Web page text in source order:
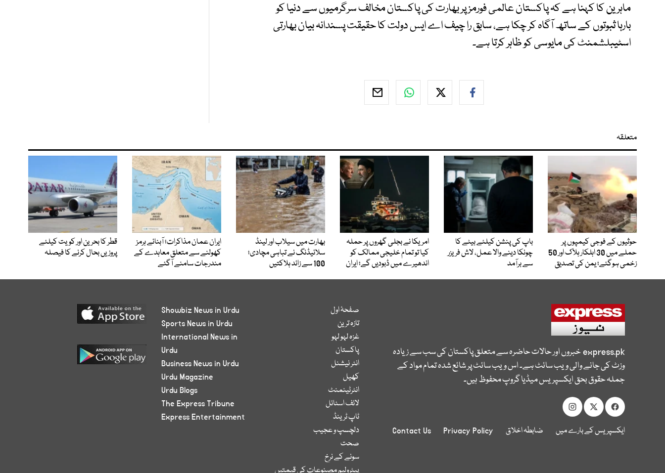
ماہرین کا کہنا ہے کہ پاکستان عالمی فورمز پر بھارت کی پاکستان مخالف سرگرمیوں سے دنیا کو
بارہا ثبوتوں کے ساتھ آگاہ کر چکا ہے، سابق را چیف اے ایس دولت کا حقیقت پسندانہ بیان بھارتی
اسٹیبلشمنٹ کی مایوسی کو ظاہر کرتا ہے۔
متعلقہ
حوثیوں کے فوجی کیمپوں پر
حملے میں 30 اہلکار ہلاک اور 50
زخمی ہوگئے؛ یمن کی تصدیق
باپ کی پنشن کیلئے بیٹے کا
چونکا دینے والا عمل، لاش فریزر
سے برآمد
امریکا نے بجلی گھروں پر حملہ
کیا تو تمام خلیجی ممالک کو
اندھیرے میں ڈبودیں گے؛ ایران
بھارت میں سیلاب اور لینڈ
سلائیڈنگ نے تباہی مچادی؛
100 سے زائد ہلاکتیں
ایران عمان مذاکرات؛ آبنائے ہرمز
کھولنے سے متعلق معاہدے کے
مندرجات سامنے آگئے
قطر کا بحرین اور کویت کیلئے
پروزیں بحال کرنے کا فیصلہ
express.pkخبروں اور حالات حاضرہ سے متعلق پاکستان کی سب سے زیادہ
وزٹ کی جانے والی ویب سائٹ ہے۔ اس ویب سائٹ پر شائع شدہ تمام مواد کے
جملہ حقوق بحق ایکسپریس میڈیا گروپ محفوظ ہیں۔
ایکسپریس کے بارے میں ضابطہ اخلاق Privacy Policy
Contact Us
صفحۂ اول
تازہ ترین
غزہ لہو لہو
پاکستان
انٹر نیشنل
کھیل
انٹرٹینمنٹ
لائف اسٹائل
ٹاپ ٹرینڈ
دلچسپ و عجیب
صحت
سونے کے نرخ
پیٹرولیم مصنوعات کی قیمتیں
Showbiz News in Urdu
Sports News in Urdu
International News in
Urdu
Business News in Urdu
Urdu Magazine
Urdu Blogs
The Express Tribune
Express Entertainment